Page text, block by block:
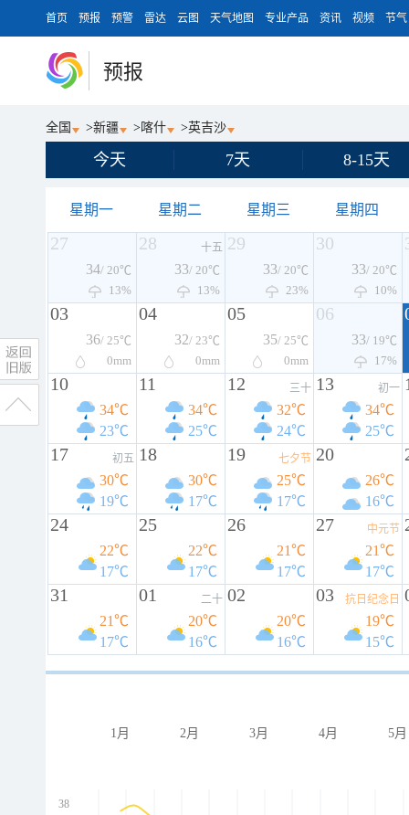
首页 预报 预警 雷达 云图 天气地图 专业产品 资讯 视频 节气
预报
全国 >新疆 > 喀什 >英吉沙
今天 7天 8-15天
星期一 星期二 星期三 星期四
27
34/ 20℃
13%
28 十五
33/ 20℃
13%
29
33/ 20℃
23%
30
33/ 20℃
10%
03
36/ 25℃
0mm
04
32/ 23℃
0mm
05
35/ 25℃
0mm
06
33/ 19℃
17%
10
34℃
23℃
11
34℃
25℃
12 三十
32℃
24℃
13 初一
34℃
25℃
17 初五
30℃
19℃
18
30℃
17℃
19 七夕节
25℃
17℃
20
26℃
16℃
24
22℃
17℃
25
22℃
17℃
26
21℃
17℃
27 中元节
21℃
17℃
31
21℃
17℃
01 二十
20℃
16℃
02
20℃
16℃
03 抗日纪念日
19℃
15℃
1月 2月 3月 4月 5月
38